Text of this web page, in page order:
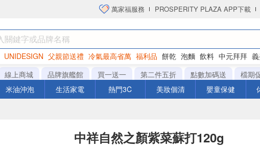
萬家福服務 PROSPERITY PLAZA APP下載
UNIDESIGN 父親節送禮 冷氣最高省萬 福利品 餅乾 泡麵 飲料 中元拜拜
罐頭 海苔 洋芋片
線上商城 品牌旗艦館 買一送一 第二件五折 點數加碼送
檔期
米油沖泡 生活家電 熱門3C 美妝個清 嬰童保健
中祥自然之顏紫菜蘇打120g